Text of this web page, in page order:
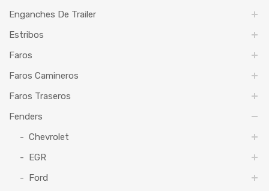
Enganches De Trailer
Estribos
Faros
Faros Camineros
Faros Traseros
Fenders
Chevrolet
EGR
Ford